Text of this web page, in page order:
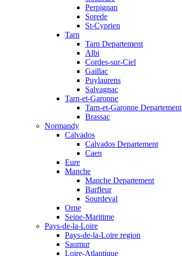
Perpignan
Sorede
St-Cyprien
Tarn
Tarn Departement
Albi
Cordes-sur-Ciel
Gaillac
Puylaurens
Salvagnac
Tarn-et-Garonne
Tarn-et-Garonne Departement
Brassac
Normandy
Calvados
Calvados Departement
Caen
Eure
Manche
Manche Departement
Barfleur
Sourdeval
Orne
Seine-Maritime
Pays-de-la-Loire
Pays-de-la-Loire region
Saumur
Loire-Atlantique